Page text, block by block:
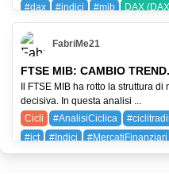
#dax
#indici #mib
DAX
FIB (FTSE MIB)
SQ (BLOCK)
FabriMe21
FTSE MIB: CAMBIO
Il FTSE MIB ha rotto la struttura di
decisiva. In questa analisi ...
Cicli
#AnalisiCiclica
#ict
#Indici
#MercatiFinanziari
#MetodoCiclico3_0
#MIB